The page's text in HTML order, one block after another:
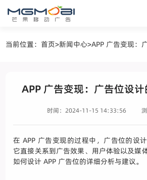
当前位置：首页>新闻中心>
APP 广告变现：广告位设
时间：2024-11-15 14:33:56
在 APP 广告变现的过程中，广告位的设
它直接关系到广告效果、用户体验以及媒
如何设计 APP 广告位的详细分析与建议。